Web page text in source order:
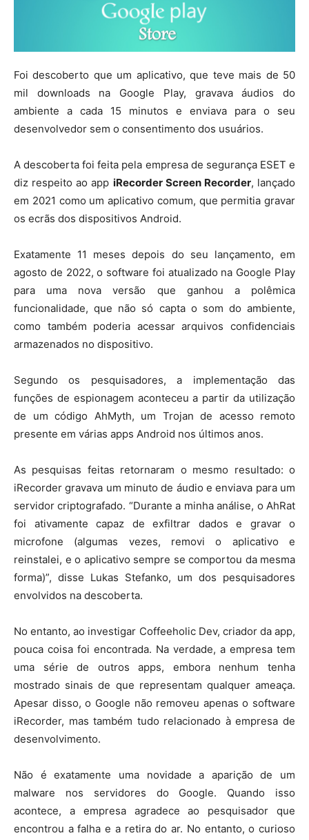
Foi descoberto que um aplicativo, que teve mais de 50
mil downloads na Google Play, gravava áudios do
ambiente a cada 15 minutos e enviava para o seu
desenvolvedor sem o consentimento dos usuários.
A descoberta foi feita pela empresa de segurança ESET e
diz respeito ao app iRecorder Screen Recorder, lançado
em 2021 como um aplicativo comum, que permitia gravar
os ecrãs dos dispositivos Android.
Exatamente 11 meses depois do seu lançamento, em
agosto de 2022, o software foi atualizado na Google Play
para uma nova versão que ganhou a polêmica
funcionalidade, que não só capta o som do ambiente,
como também poderia acessar arquivos confidenciais
armazenados no dispositivo.
Segundo os pesquisadores, a implementação das
funções de espionagem aconteceu a partir da utilização
de um código AhMyth, um Trojan de acesso remoto
presente em várias apps Android nos últimos anos.
As pesquisas feitas retornaram o mesmo resultado: o
iRecorder gravava um minuto de áudio e enviava para um
servidor criptografado. “Durante a minha análise, o AhRat
foi ativamente capaz de exfiltrar dados e gravar o
microfone (algumas vezes, removi o aplicativo e
reinstalei, e o aplicativo sempre se comportou da mesma
forma)”, disse Lukas Stefanko, um dos pesquisadores
envolvidos na descoberta.
No entanto, ao investigar Coffeeholic Dev, criador da app,
pouca coisa foi encontrada. Na verdade, a empresa tem
uma série de outros apps, embora nenhum tenha
mostrado sinais de que representam qualquer ameaça.
Apesar disso, o Google não removeu apenas o software
iRecorder, mas também tudo relacionado à empresa de
desenvolvimento.
Não é exatamente uma novidade a aparição de um
malware nos servidores do Google. Quando isso
acontece, a empresa agradece ao pesquisador que
encontrou a falha e a retira do ar. No entanto, o curioso